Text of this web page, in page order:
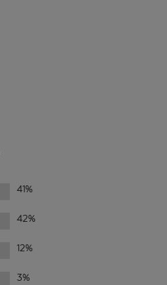
41%
42%
12%
3%